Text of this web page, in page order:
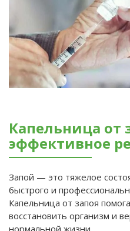
Капельница от
эффективное
Запой — это тяжелое
быстрого и
Капельница от запоя
восстановить организм и